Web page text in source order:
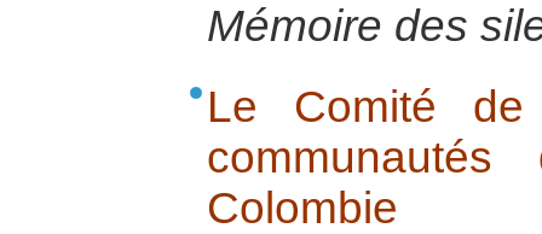
Mémoire des
Le Comité
Colombie